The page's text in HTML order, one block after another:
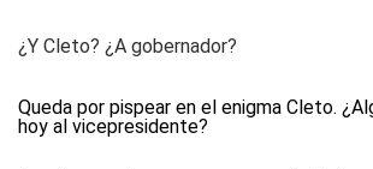
¿Y Cleto? ¿A gobernador?
Queda por pispear en el enigma Cleto.
hoy al vicepresidente?